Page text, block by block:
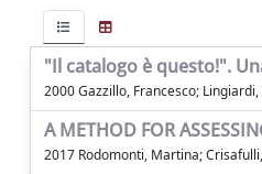
"Il catalogo è questo!".
2000 Gazzillo, Francesco;
A METHOD FOR
2017 Rodomonti, Martina;